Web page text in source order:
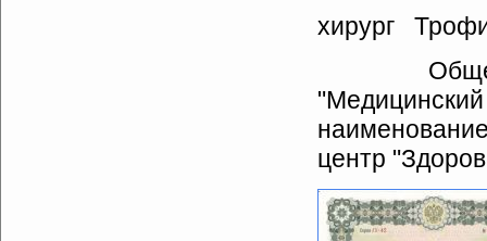
хирург
Общество
центр